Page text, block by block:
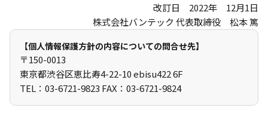
改訂日 2022年 12月1日
株式会社バンテック 代表取締役 松本 篤
【個人情報保護方針の内容についての問合せ先】
〒150-0013
東京都渋谷区恵比寿4-22-10 ebisu422 6F
TEL：03-6721-9823 FAX：03-6721-9824